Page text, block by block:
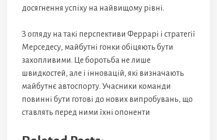
досягнення успіху на найвищому рівні.
З огляду на такі перспективи Феррарі і стратегії
Мерседесу, майбутні гонки обіцяють бути
захопливими. Це боротьба не лише
швидкостей, але і інновацій, які визначають
майбутнє автоспорту. Учасники команди
повинні бути готові до нових випробувань, що
ставлять перед ними їхні опоненти